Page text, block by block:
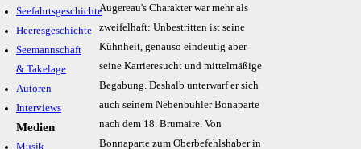
Seefahrtsgeschichte
Heeresgeschichte
Seemannschaft
& Takelage
Autoren
Interviews
Medien
Musik
Augereau's Charakter war mehr als
zweifelhaft: Unbestritten ist seine
Kühnheit, genauso eindeutig aber
seine Karrieresucht und mittelmäßige
Begabung. Deshalb unterwarf er sich
auch seinem Nebenbuhler Bonaparte
nach dem 18. Brumaire. Von
Bonnaparte zum Oberbefehlshaber in